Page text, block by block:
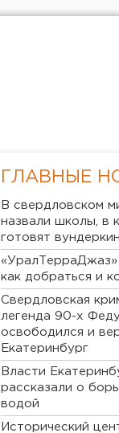
ГЛАВНЫЕ
В свердловском
назвали школы, в
готовят
как добраться и
Свердловская
легенда 90-х
освободился и
Екатеринбург
Власти
рассказали о
водой
Исторический